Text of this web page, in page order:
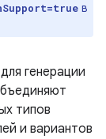
в
генерации
типов
и вариантов